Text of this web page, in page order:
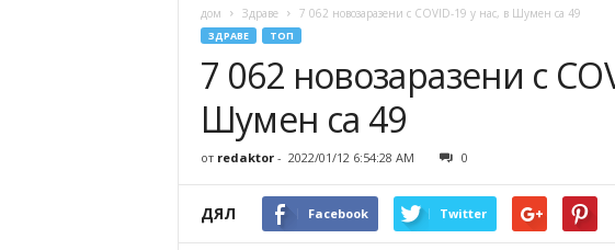
дом Здраве 7 062 новозаразени с COVID-19 у нас, в Шумен са 49
ЗДРАВЕ ТОП
7 062 новозаразени с
Шумен са 49
от redaktor- 2022/01/12 6:54:28 AM 0
ДЯЛ Facebook Twitter